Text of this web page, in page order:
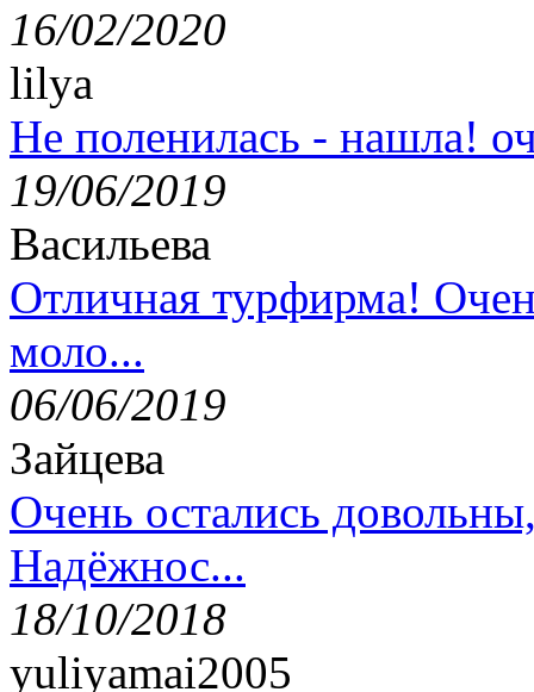
16/02/2020
lilya
Не поленилась - нашла!
19/06/2019
Васильева
Отличная турфирма!
моло...
06/06/2019
Зайцева
Очень остались
Надёжнос...
18/10/2018
yuliyamai2005